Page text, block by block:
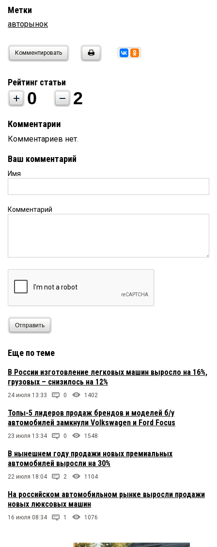
Метки
авторынок
Комментировать
Рейтинг статьи
0 2
Комментарии
Комментариев нет.
Ваш комментарий
Имя
Комментарий
Отправить
Еще по теме
В России изготовление легковых машин выросло на 16%,
грузовых – снизилось на 12%
24 июля 13:33 0 1402
Топы-5 лидеров продаж брендов и моделей б/у
автомобилей замкнули Volkswagen и Ford Focus
23 июля 13:34 0 1548
В нынешнем году продажи новых премиальных
автомобилей выросли на 30%
22 июля 18:04 2 1104
На российском автомобильном рынке выросли продажи
новых люксовых машин
16 июля 08:34 1 1076